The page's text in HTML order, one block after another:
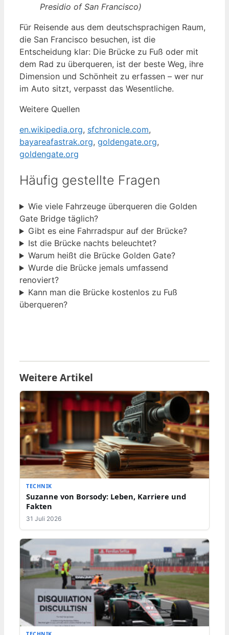
Presidio of San Francisco)
Für Reisende aus dem deutschsprachigen Raum,
die San Francisco besuchen, ist die
Entscheidung klar: Die Brücke zu Fuß oder mit
dem Rad zu überqueren, ist der beste Weg, ihre
Dimension und Schönheit zu erfassen – wer nur
im Auto sitzt, verpasst das Wesentliche.
Weitere Quellen
en.wikipedia.org, sfchronicle.com,
bayareafastrak.org, goldengate.org,
goldengate.org
Häufig gestellte Fragen
Wie viele Fahrzeuge überqueren die Golden
Gate Bridge täglich?
Gibt es eine Fahrradspur auf der Brücke?
Ist die Brücke nachts beleuchtet?
Warum heißt die Brücke Golden Gate?
Wurde die Brücke jemals umfassend
renoviert?
Kann man die Brücke kostenlos zu Fuß
überqueren?
Weitere Artikel
TECHNIK
Suzanne von Borsody: Leben, Karriere und
Fakten
31 Juli 2026